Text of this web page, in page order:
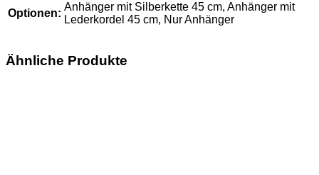
Optionen:
Anhänger mit Silberkette 45 cm, Anhänger mit
Lederkordel 45 cm, Nur Anhänger
Ähnliche Produkte